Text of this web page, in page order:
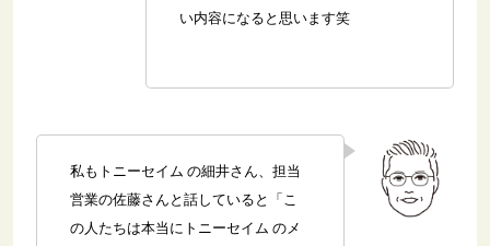
い内容になると思います笑
私もトニーセイム の細井さん、担当
営業の佐藤さんと話していると「こ
の人たちは本当にトニーセイム のメ